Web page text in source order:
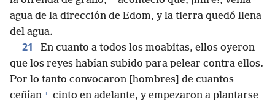
agua de la dirección de Edom, y la tierra quedó llena
del agua.
21
En cuanto a todos los moabitas, ellos oyeron
que los reyes habían subido para pelear contra ellos.
Por lo tanto convocaron [hombres] de cuantos
ceñían + cinto en adelante, y empezaron a plantarse